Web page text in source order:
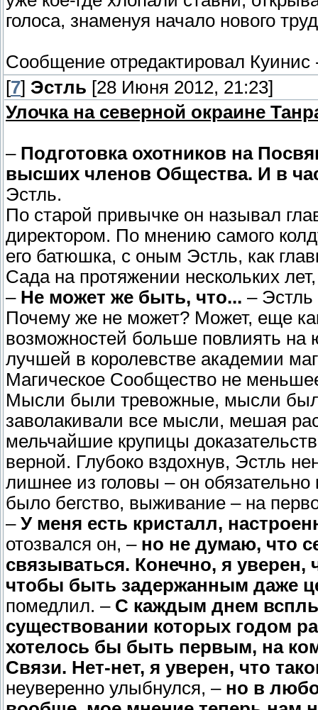
голоса, знаменуя начало нового
Сообщение отредактировал Куинис
[7] Эстль [28 Июня 2012, 21:23]
Улочка на северной окраине
–Подготовка охотников на
высших членов Общества. И в
Эстль.
По старой привычке он называл
директором. По мнению самого
его батюшка, с оным Эстль, как
Сада на протяжении нескольких
– Не может же быть, что... – Эстль
Почему же не может? Может, еще
возможностей больше повлиять
лучшей в королевстве академии
Магическое Сообщество не
Мысли были тревожные, мысли
заволакивали все мысли, мешая
мельчайшие крупицы
верной. Глубоко вздохнув, Эстль
лишнее из головы – он
было бегство, выживание – на
– У меня есть кристалл,
отозвался он, –но не думаю, что
связываться. Конечно, я
чтобы быть задержанным даже
помедлил. – С каждым днем
существовании которых годом
хотелось бы быть первым, на
Связи. Нет-нет, я уверен, что
неуверенно улыбнулся, –но в